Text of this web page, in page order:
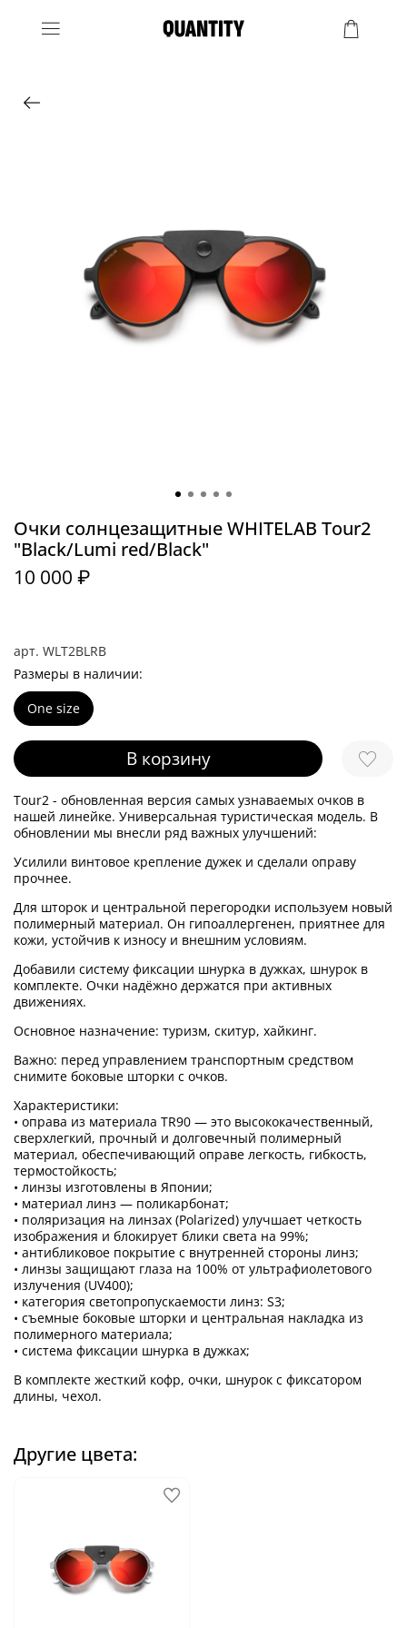
арт. WLT2BLRB
Очки солнцезащитные WHITELAB Tour2
"Black/Lumi red/Black"
10 000 ₽
В корзину
Размеры в наличии:
One size
Tour2 - обновленная версия самых узнаваемых очков в
нашей линейке. Универсальная туристическая модель. В
обновлении мы внесли ряд важных улучшений:
Усилили винтовое крепление дужек и сделали оправу
прочнее.
Для шторок и центральной перегородки используем новый
полимерный материал. Он гипоаллергенен, приятнее для
кожи, устойчив к износу и внешним условиям.
Добавили систему фиксации шнурка в дужках, шнурок в
комплекте. Очки надёжно держатся при активных
движениях.
Основное назначение: туризм, скитур, хайкинг.
Важно: перед управлением транспортным средством
снимите боковые шторки с очков.
Характеристики:
• оправа из материала TR90 — это высококачественный,
сверхлегкий, прочный и долговечный полимерный
материал, обеспечивающий оправе легкость, гибкость,
термостойкость;
• линзы изготовлены в Японии;
• материал линз — поликарбонат;
• поляризация на линзах (Polarized) улучшает четкость
изображения и блокирует блики света на 99%;
• антибликовое покрытие с внутренней стороны линз;
• линзы защищают глаза на 100% от ультрафиолетового
излучения (UV400);
• категория светопропускаемости линз: S3;
• съемные боковые шторки и центральная накладка из
полимерного материала;
• система фиксации шнурка в дужках;
В комплекте жесткий кофр, очки, шнурок с фиксатором
длины, чехол.
Другие цвета: